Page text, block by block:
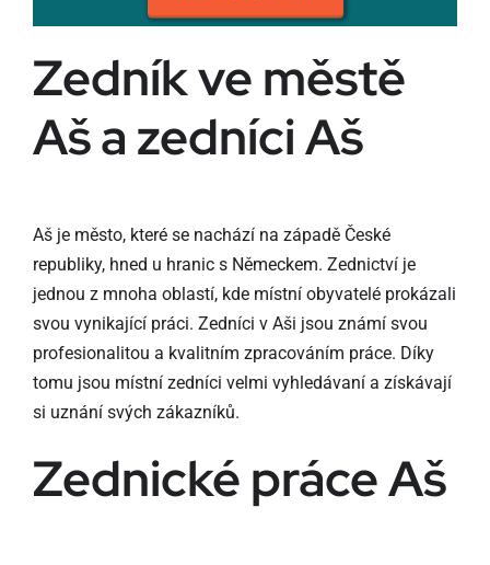
Zedník ve městě
Aš a zedníci Aš
Aš je město, které se nachází na západě České
republiky, hned u hranic s Německem. Zednictví je
jednou z mnoha oblastí, kde místní obyvatelé prokázali
svou vynikající práci. Zedníci v Aši jsou známí svou
profesionalitou a kvalitním zpracováním práce. Díky
tomu jsou místní zedníci velmi vyhledávaní a získávají
si uznání svých zákazníků.
Zednické práce Aš